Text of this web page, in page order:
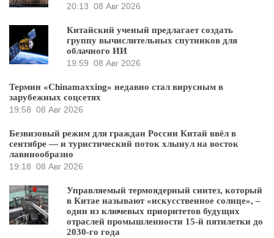
20:13 08 Авг 2026
Китайский ученый предлагает создать
группу вычислительных спутников для
облачного ИИ
19:59 08 Авг 2026
Термин «Chinamaxxing» недавно стал вирусным в
зарубежных соцсетях
19:58 08 Авг 2026
Безвизовый режим для граждан России Китай ввёл в
сентябре — и туристический поток хлынул на восток
лавинообразно
19:18 08 Авг 2026
Управляемый термоядерный синтез, который
в Китае называют «искусственное солнце», –
один из ключевых приоритетов будущих
отраслей промышленности 15-й пятилетки до
2030-го года